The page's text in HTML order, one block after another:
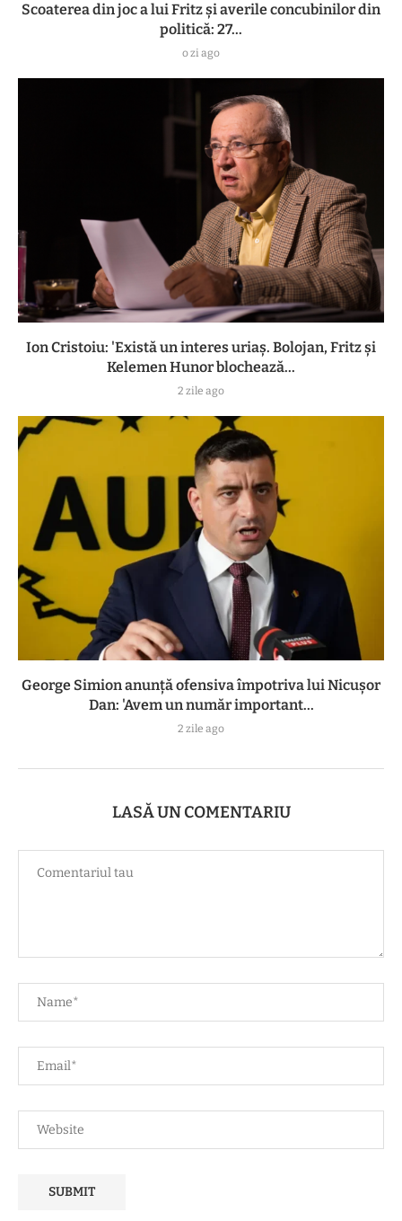
Scoaterea din joc a lui Fritz și averile concubinilor din
politică: 27...
o zi ago
Ion Cristoiu: 'Există un interes uriaș. Bolojan, Fritz și
Kelemen Hunor blochează...
2 zile ago
George Simion anunță ofensiva împotriva lui Nicușor
Dan: 'Avem un număr important...
2 zile ago
LASĂ UN COMENTARIU